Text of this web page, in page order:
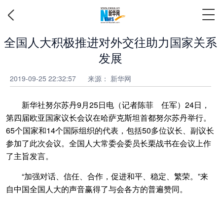
全国人大积极推进对外交往助力国家关系
发展
2019-09-25 22:32:57 来源： 新华网
新华社努尔苏丹9月25日电（记者陈菲 任军）24日，
第四届欧亚国家议长会议在哈萨克斯坦首都努尔苏丹举行。
65个国家和14个国际组织的代表，包括50多位议长、副议长
参加了此次会议。全国人大常委会委员长栗战书在会议上作
了主旨发言。
“加强对话、信任、合作，促进和平、稳定、繁荣。”来
自中国全国人大的声音赢得了与会各方的普遍赞同。